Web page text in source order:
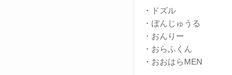
・ドズル
・ぼんじゅうる
・おんりー
・おらふくん
・おおはらMEN